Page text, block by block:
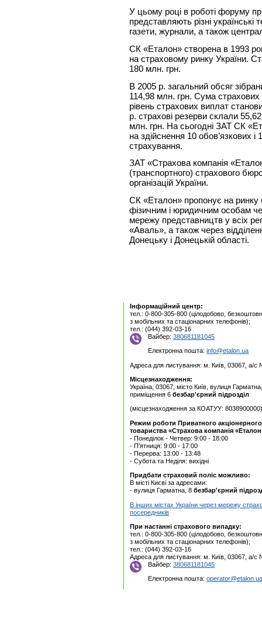
У цьому році в роботі форуму
представляють різні
газети, журнали, а також
СК «Еталон» створена в 1993
на страховому ринку України.
180 млн. грн.
В 2005 р. загальний обсяг
114,98 млн. грн. Сума
рівень страхових виплат
р. страхові резерви склали
млн. грн. На сьогодні ЗАТ СК
на здійснення 10 обов’язкових і
страхування.
ЗАТ «Страхова компанія
(транспортного) страхового
організацій України.
СК «Еталон» пропонує на ринку
фізичним і юридичним особам
мережу представництв у всіх
«Аваль», а також через
Донецьку і Донецькій області.
Інформаційний центр:
тел.: 0-800-305-800 (цілодобово,
з мобільних та стаціонарних телефонів);
тел.: (044) 392-03-16
Вайбер:380681181045
Електронна пошта:info@etalon.ua
Адреса для листування: м. Київ, 03067, а/с
Місцезнаходження:
Україна, 03067, місто Київ, вулиця
приміщення 6 безбар'єрний підрозділ
(місцезнаходження за КОАТУУ: 8038900000)
Режим роботи Приватного акцiонерного
товариства «Страхова компанія
- Понеділок - Четвер: 9:00 - 18:00
- П'ятниця: 9:00 - 17:00
- Перерва: 13:00 - 13:48
- Субота та Неділя: вихідні
Придбати страховий поліс можливо:
В місті Києві за адресами:
- вулиця Гарматна, 8 безбар'єрний
В інших містах України через мережу
посередників
При настанні страхового випадку:
тел.: 0-800-305-800 (цілодобово,
з мобільних та стаціонарних телефонів);
тел.: (044) 392-03-16
Адреса для листування: м. Київ, 03067, а/с
Вайбер:380681181045
Електронна пошта: